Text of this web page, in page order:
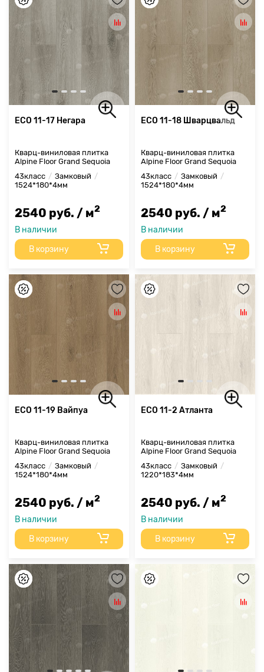
ECO 11-17 Негара
Кварц-виниловая плитка
Alpine Floor Grand Sequoia
43класс
Замковый
1524*180*4мм
2540 руб. / м2
В наличии
В корзину
ECO 11-18 Шварцвальд
Кварц-виниловая плитка
Alpine Floor Grand Sequoia
43класс
Замковый
1524*180*4мм
2540 руб. / м2
В наличии
В корзину
ECO 11-19 Вайпуа
Кварц-виниловая плитка
Alpine Floor Grand Sequoia
43класс
Замковый
1524*180*4мм
2540 руб. / м2
В наличии
В корзину
ECO 11-2 Атланта
Кварц-виниловая плитка
Alpine Floor Grand Sequoia
43класс
Замковый
1220*183*4мм
2540 руб. / м2
В наличии
В корзину